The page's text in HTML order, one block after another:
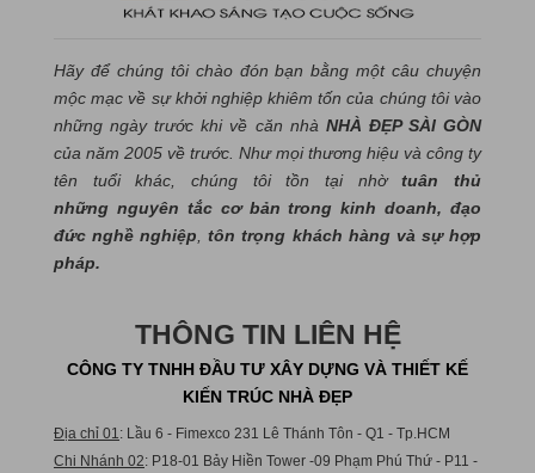
Hãy để chúng tôi chào đón bạn bằng một câu chuyện
mộc mạc về sự khởi nghiệp khiêm tốn của chúng tôi vào
những ngày trước khi về căn nhà NHÀ ĐẸP SÀI GÒN
của năm 2005 về trước. Như mọi thương hiệu và công ty
tên tuổi khác, chúng tôi tồn tại nhờtuân thủ
những nguyên tắc cơ bản trong kinh doanh, đạo
đức nghề nghiệp ,tôn trọng khách hàng và sự hợp
pháp.
THÔNG TIN LIÊN HỆ
CÔNG TY TNHH ĐẦU TƯ XÂY DỰNG VÀ THIẾT KẾ
KIẾN TRÚC NHÀ ĐẸP
Địa chỉ 01 : Lầu 6 - Fimexco 231 Lê Thánh Tôn - Q1 - Tp.HCM
Chi Nhánh 02: P18-01 Bảy Hiền Tower -09 Phạm Phú Thứ - P11 -